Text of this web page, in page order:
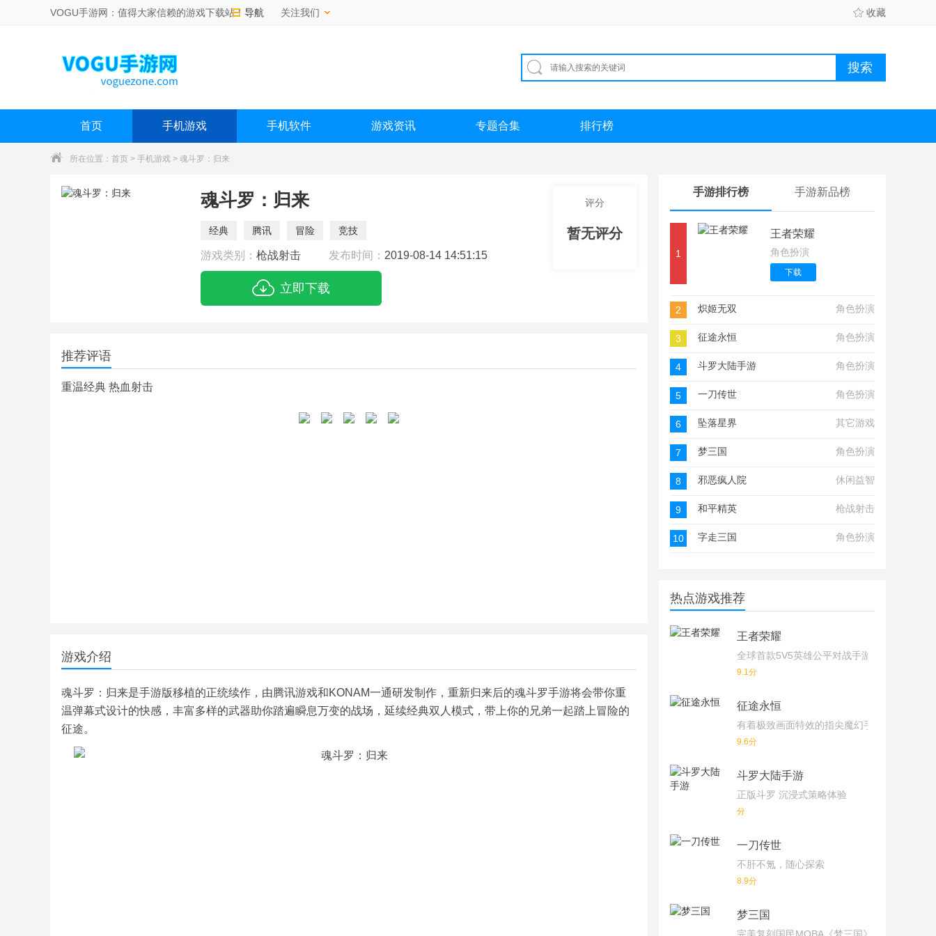
VOGU手游网：值得大家信赖的游戏下载站！ 导航 关注我们 收藏
首页 手机游戏 手机软件 游戏资讯 专题合集 排行榜
所在位置： 首页 > 手机游戏 > 魂斗罗：归来
魂斗罗：归来
经典 腾讯 冒险 竞技
游戏类别： 枪战射击 发布时间： 2019-08-14 14:51:15
立即下载
评分
暂无评分
推荐评语
重温经典 热血射击
游戏介绍
魂斗罗：归来是手游版移植的正统续作，由腾讯游戏和KONAM一通研发制作，重新归来后的魂斗罗手游将会带你重
温弹幕式设计的快感，丰富多样的武器助你踏遍瞬息万变的战场，延续经典双人模式，带上你的兄弟一起踏上冒险的
征途。
手游排行榜 手游新品榜
1
王者荣耀
角色扮演
下载
2 炽姬无双 角色扮演
3 征途永恒 角色扮演
4 斗罗大陆手游 角色扮演
5 一刀传世 角色扮演
6 坠落星界 其它游戏
7 梦三国 角色扮演
8 邪恶疯人院 休闲益智
9 和平精英 枪战射击
10 字走三国 角色扮演
热点游戏推荐
王者荣耀
全球首款5V5英雄公平对战手游
9.1分
征途永恒
有着极致画面特效的指尖魔幻手游
9.6分
斗罗大陆手游
正版斗罗 沉浸式策略体验
分
一刀传世
不肝不氪，随心探索
8.9分
梦三国